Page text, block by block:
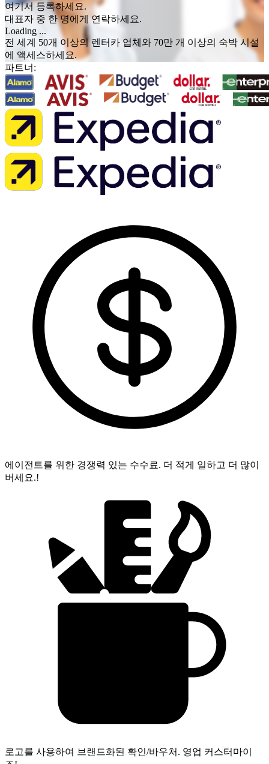
여기서 등록하세요.
대표자 중 한 명에게 연락하세요.
Loading ...
전 세계 50개 이상의 렌터카 업체와 70만 개 이상의 숙박 시설
에 액세스하세요.
파트너:
에이전트를 위한 경쟁력 있는 수수료. 더 적게 일하고 더 많이
버세요.!
로고를 사용하여 브랜드화된 확인/바우처. 영업 커스터마이